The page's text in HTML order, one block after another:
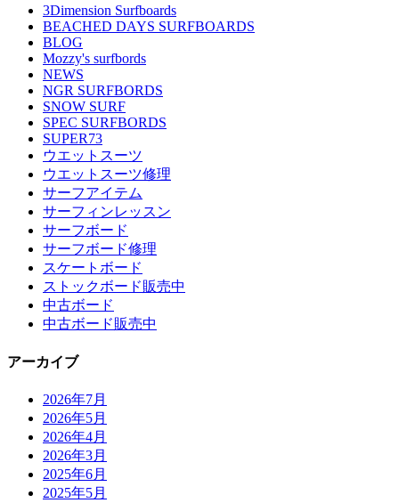
3Dimension Surfboards
BEACHED DAYS SURFBOARDS
BLOG
Mozzy's surfbords
NEWS
NGR SURFBORDS
SNOW SURF
SPEC SURFBORDS
SUPER73
ウエットスーツ
ウエットスーツ修理
サーフアイテム
サーフィンレッスン
サーフボード
サーフボード修理
スケートボード
ストックボード販売中
中古ボード
中古ボード販売中
アーカイブ
2026年7月
2026年5月
2026年4月
2026年3月
2025年6月
2025年5月